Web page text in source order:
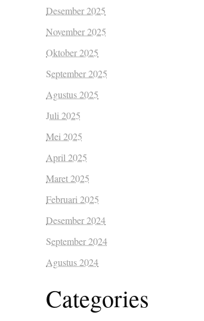
Desember 2025
November 2025
Oktober 2025
September 2025
Agustus 2025
Juli 2025
Mei 2025
April 2025
Maret 2025
Februari 2025
Desember 2024
September 2024
Agustus 2024
Categories